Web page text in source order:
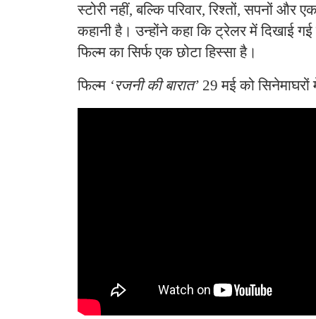
स्टोरी नहीं, बल्कि परिवार, रिश्तों, सपनों
कहानी है। उन्होंने कहा कि ट्रेलर में दिखाई
फिल्म का सिर्फ एक छोटा हिस्सा है।
फिल्म ‘रजनी की बारात’ 29 मई को सिनेमाघरों